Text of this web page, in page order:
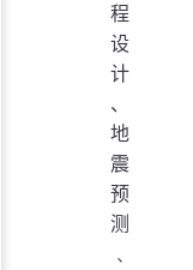
程
设
计
、
地
震
预
测
﹑